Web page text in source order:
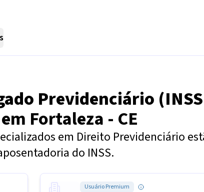
Previdenciário
Fortaleza - CE
em Direito Previdenciário
do INSS.
Usuário Premium